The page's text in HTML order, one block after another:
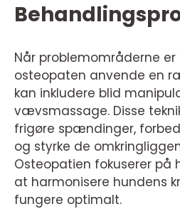
Når problemområderne
osteopaten anvende en
kan inkludere blid
vævsmassage. Disse
frigøre spændinger,
og styrke de
Osteopatien fokuserer på
at harmonisere hundens
fungere optimalt.